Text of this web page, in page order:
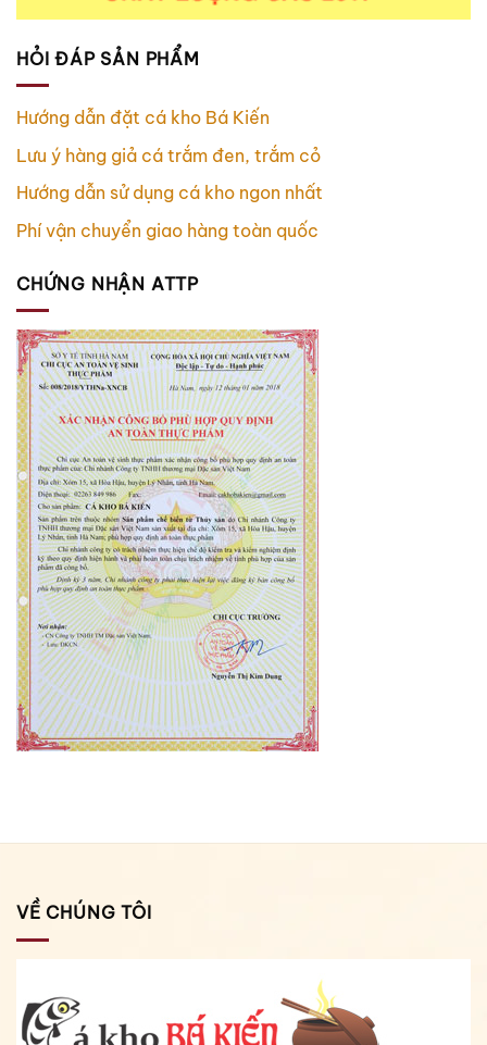
HỎI ĐÁP SẢN PHẨM
Hướng dẫn đặt cá kho Bá Kiến
Lưu ý hàng giả cá trắm đen, trắm cỏ
Hướng dẫn sử dụng cá kho ngon nhất
Phí vận chuyển giao hàng toàn quốc
CHỨNG NHẬN ATTP
VỀ CHÚNG TÔI